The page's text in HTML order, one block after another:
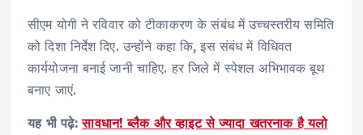
सीएम योगी ने रविवार को टीकाकरण के संबंध में उच्चस्तरीय समिति
को दिशा निर्देश दिए. उन्होंने कहा कि, इस संबंध में विधिवत
कार्ययोजना बनाई जानी चाहिए. हर जिले में स्पेशल अभिभावक बूथ
बनाए जाएं.
यह भी पढ़े:सावधान! ब्लैक और व्हाइट से ज्यादा खतरनाक है यलो